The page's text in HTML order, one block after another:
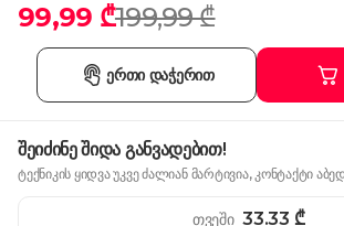
99,99 ₾199,99 ₾
ერთი დაჭერით
შეიძინე შიდა განვადებით!
ტექნიკის ყიდვა უკვე ძალიან მარტივია, კონტაქტი
თვეში 33.33 ₾